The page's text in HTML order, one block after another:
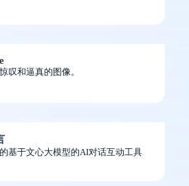
叹和逼真的图像。
基于文心大模型的AI对话互动工具